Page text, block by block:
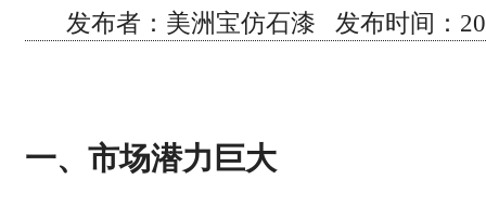
发布者：美洲宝仿石漆 发布时间：
一、市场潜力巨大